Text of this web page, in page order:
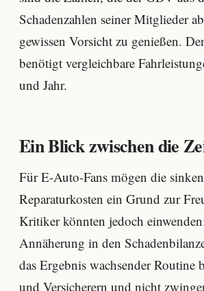
Schadenzahlen seiner Mitglieder
gewissen Vorsicht zu genießen.
benötigt vergleichbare
und Jahr.
Ein Blick zwischen die
Für E-Auto-Fans mögen die
Reparaturkosten ein Grund zur
Kritiker könnten jedoch
Annäherung in den
das Ergebnis wachsender Routine
und Versicherern und nicht